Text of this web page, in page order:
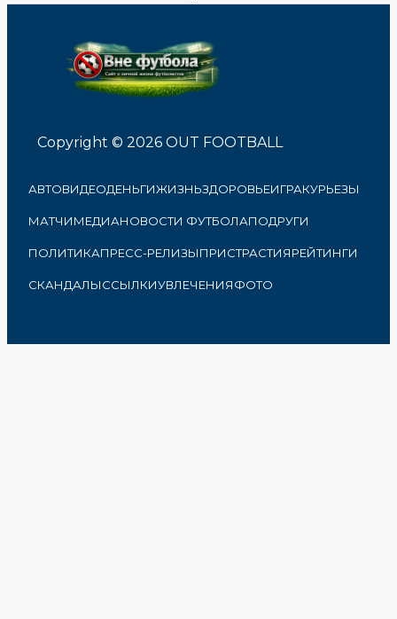
Copyright © 2026 OUT FOOTBALL
АВТОВИДЕОДЕНЬГИЖИЗНЬЗДОРОВЬЕИГРАКУРЬЕЗЫ
МАТЧИМЕДИАНОВОСТИ ФУТБОЛАПОДРУГИ
ПОЛИТИКАПРЕСС-РЕЛИЗЫПРИСТРАСТИЯРЕЙТИНГИ
СКАНДАЛЫССЫЛКИУВЛЕЧЕНИЯФОТО